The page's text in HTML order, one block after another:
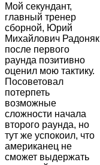
Мой секундант,
главный тренер
сборной, Юрий
Михайлович Радоняк
после первого
раунда позитивно
оценил мою тактику.
Посоветовал
потерпеть
возможные
сложности начала
второго раунда, но
тут же успокоил, что
американец не
сможет выдержать